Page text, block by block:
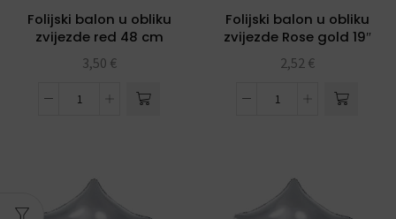
Folijski balon u obliku
zvijezde red 48 cm
3,50 €
Folijski balon u obliku
zvijezde Rose gold 19″
2,52 €